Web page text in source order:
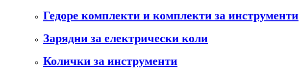
Гедоре комплекти и комплекти за инструменти
Зарядни за електрически коли
Колички за инструменти